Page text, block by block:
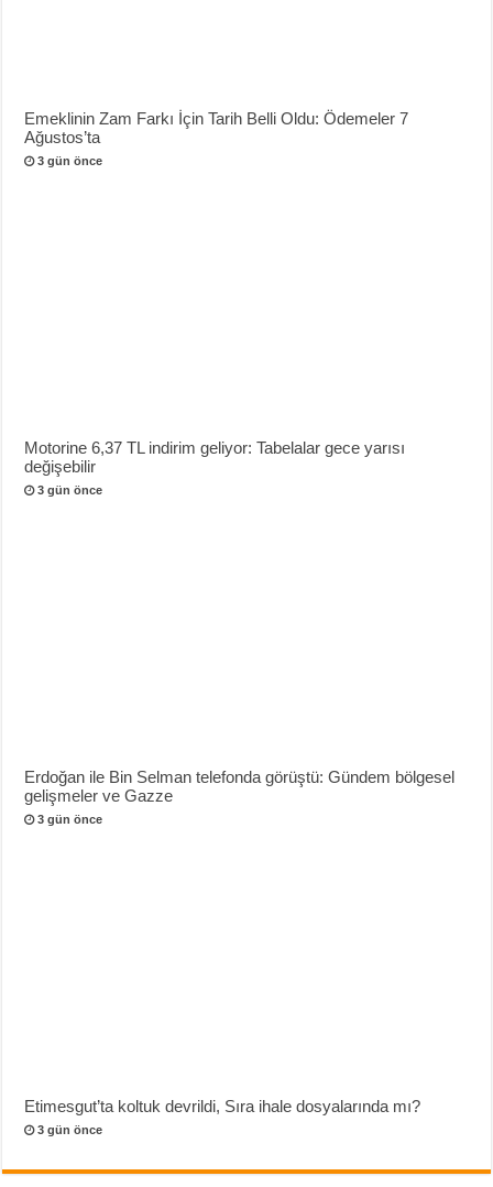
Emeklinin Zam Farkı İçin Tarih Belli Oldu: Ödemeler 7
Ağustos’ta
3 gün önce
Motorine 6,37 TL indirim geliyor: Tabelalar gece yarısı
değişebilir
3 gün önce
Erdoğan ile Bin Selman telefonda görüştü: Gündem bölgesel
gelişmeler ve Gazze
3 gün önce
Etimesgut’ta koltuk devrildi, Sıra ihale dosyalarında mı?
3 gün önce